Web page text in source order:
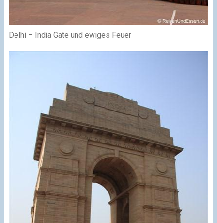
Delhi – India Gate und ewiges Feuer